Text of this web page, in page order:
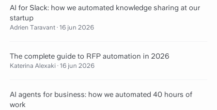
AI for Slack: how we automated knowledge sharing at our
startup
Adrien Taravant · 16 jun 2026
The complete guide to RFP automation in 2026
Katerina Alexaki · 16 jun 2026
AI agents for business: how we automated 40 hours of
work